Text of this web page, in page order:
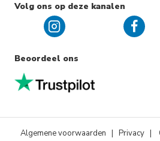
Volg ons op deze kanalen
Beoordeel ons
Algemene voorwaarden | Privacy |